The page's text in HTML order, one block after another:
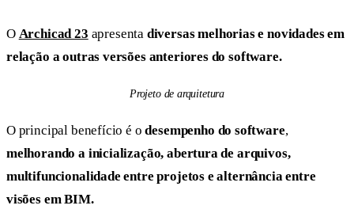
O Archicad 23 apresenta diversas melhorias e novidades em
relação a outras versões anteriores do software.
Projeto de arquitetura
O principal benefício é odesempenho do software,
melhorando a inicialização, abertura de arquivos,
multifuncionalidade entre projetos e alternância entre
visões em BIM.